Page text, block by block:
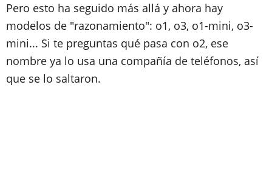
Pero esto ha seguido más allá y ahora hay
modelos de "razonamiento": o1, o3, o1-mini, o3-
mini... Si te preguntas qué pasa con o2, ese
nombre ya lo usa una compañía de teléfonos, así
que se lo saltaron.